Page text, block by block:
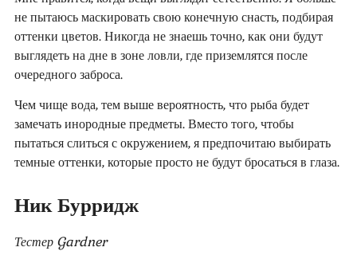
не пытаюсь маскировать свою конечную снасть, подбирая
оттенки цветов. Никогда не знаешь точно, как они будут
выглядеть на дне в зоне ловли, где приземлятся после
очередного заброса.
Чем чище вода, тем выше вероятность, что рыба будет
замечать инородные предметы. Вместо того, чтобы
пытаться слиться с окружением, я предпочитаю выбирать
темные оттенки, которые просто не будут бросаться в глаза.
Ник Бурридж
Тестер Gardner